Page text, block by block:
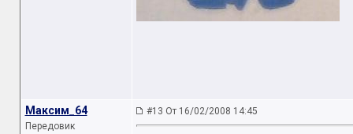
Максим_64
Передовик
#13 От 16/02/2008 14:45